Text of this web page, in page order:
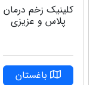
کلینیک زخم درمان
پلاس و عزیزی
باغستان